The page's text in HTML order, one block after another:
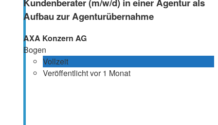
Kundenberater (m/w/d) in einer Agentur als
Aufbau zur Agenturübernahme
AXA Konzern AG
Bogen
Vollzeit
Veröffentlicht vor 1 Monat